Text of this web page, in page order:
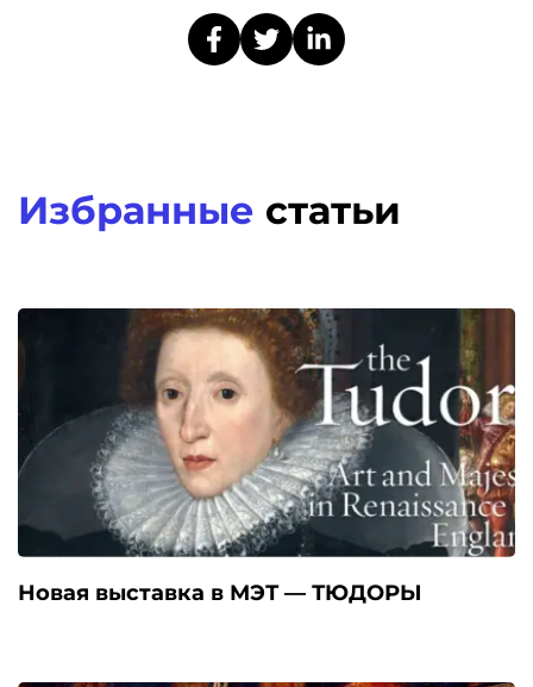
Избранные статьи
Новая выставка в МЭТ — ТЮДОРЫ